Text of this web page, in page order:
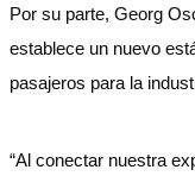
Por su parte, Georg
establece un nuevo
pasajeros para la
“Al conectar nuestra